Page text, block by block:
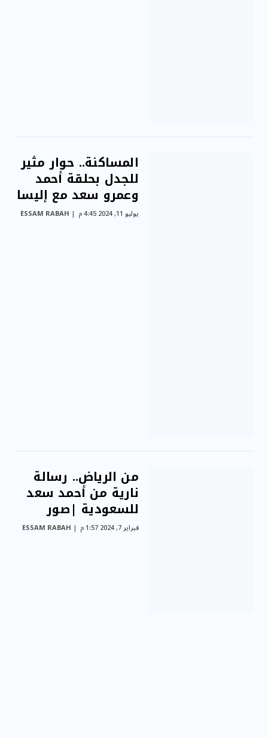
المساكنة.. حوار مثير
للجدل بحلقة أحمد
وعمرو سعد مع إليسا
يوليو 11, 2024 4:45 م ESSAM RABAH
من الرياض.. رسالة
نارية من أحمد سعد
للسعودية |صور
فبراير 7, 2024 1:57 م ESSAM RABAH